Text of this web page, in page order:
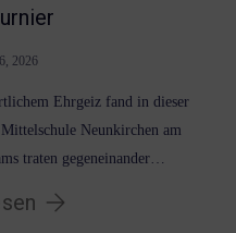
2026
Ehrgeiz fand in dieser
Neunkirchen am
traten gegeneinander…